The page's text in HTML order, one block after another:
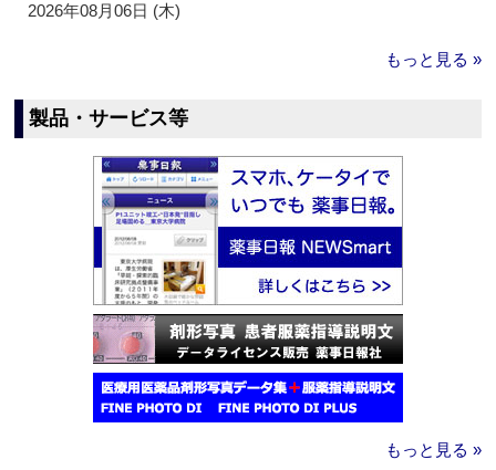
2026年08月06日 (木)
もっと見る »
製品・サービス等
もっと見る »